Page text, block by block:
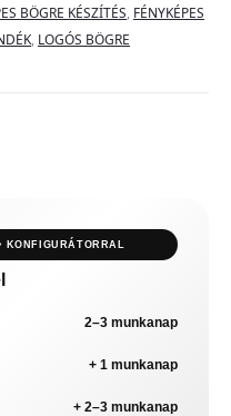
BÖGRE KÉSZÍTÉS, FÉNYKÉPES
, LOGÓS BÖGRE
KONFIGURÁTORRAL
2–3 munkanap
+ 1 munkanap
+ 2–3 munkanap